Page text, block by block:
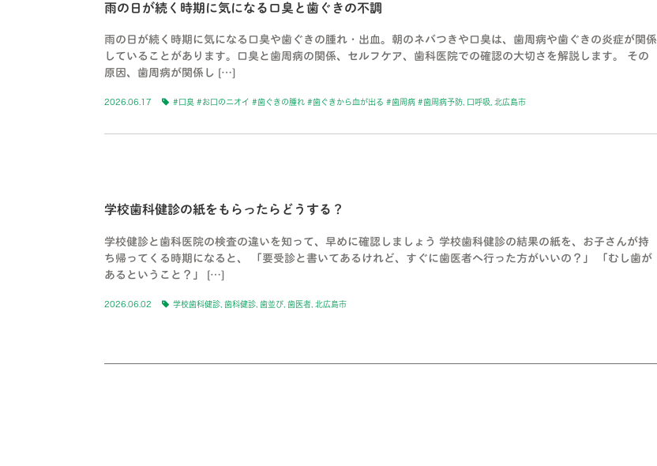
雨の日が続く時期に気になる口臭と歯ぐきの不調
雨の日が続く時期に気になる口臭や歯ぐきの腫れ・出血。朝のネバつきや口臭は、歯周病や歯ぐきの炎症が関係
していることがあります。口臭と歯周病の関係、セルフケア、歯科医院での確認の大切さを解説します。 その
原因、歯周病が関係し […]
2026.06.17 #口臭 #お口のニオイ #歯ぐきの腫れ #歯ぐきから血が出る #歯周病 #歯周病予防 口呼吸 北広島市
学校歯科健診の紙をもらったらどうする？
学校健診と歯科医院の検査の違いを知って、早めに確認しましょう 学校歯科健診の結果の紙を、お子さんが持
ち帰ってくる時期になると、 「要受診と書いてあるけれど、すぐに歯医者へ行った方がいいの？」 「むし歯が
あるということ？」 […]
2026.06.02 学校歯科健診 歯科健診 歯並び 歯医者 北広島市